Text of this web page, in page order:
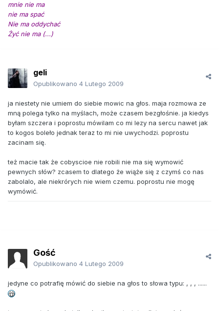
mnie nie ma
nie ma spać
Nie ma oddychać
Żyć nie ma (...)
geli
Opublikowano 4 Lutego 2009
ja niestety nie umiem do siebie mowic na głos. maja rozmowa ze
mną polega tylko na myślach, może czasem bezgłośnie. ja kiedys
byłam szczera i poprostu mówilam co mi lezy na sercu nawet jak
to kogos boleło jednak teraz to mi nie uwychodzi. poprostu
zacinam się.
też macie tak że cobyscioe nie robili nie ma się wymowić
pewnych słów? zcasem to dlatego że wiąże się z czymś co nas
zabolalo, ale niekrórych nie wiem czemu. poprostu nie mogę
wymówić.
Gość
Opublikowano 4 Lutego 2009
jedyne co potrafię mówić do siebie na głos to słowa typu: , , , ......